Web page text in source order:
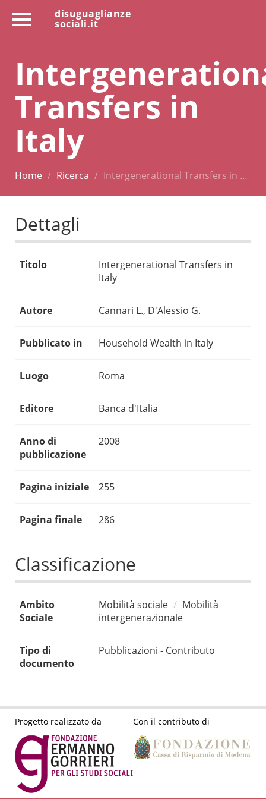
disuguaglianze
sociali.it
Transfers in
Italy
Home Ricerca Intergenerational Transfers in …
Dettagli
Titolo
Intergenerational Transfers in
Italy
Autore Cannari L., D'Alessio G.
Pubblicato in Household Wealth in Italy
Luogo Roma
Editore Banca d'Italia
Anno di
pubblicazione
2008
Pagina iniziale 255
Pagina finale 286
Classificazione
Ambito
Sociale
Mobilità sociale
Mobilità
intergenerazionale
Tipo di
documento
Pubblicazioni - Contributo
Progetto realizzato da Con il contributo di